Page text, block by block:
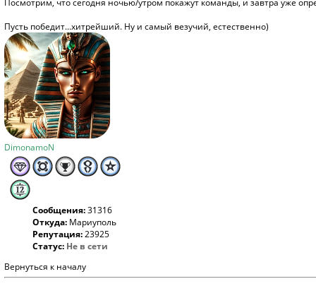
Посмотрим, что сегодня ночью/утром покажут команды, и завтра уже
Пусть победит...хитрейший. Ну и самый везучий, естественно)
DimonamoN
Сообщения:31316
Откуда: Мариуполь
Репутация:23925
Статус: Не в сети
Вернуться к началу